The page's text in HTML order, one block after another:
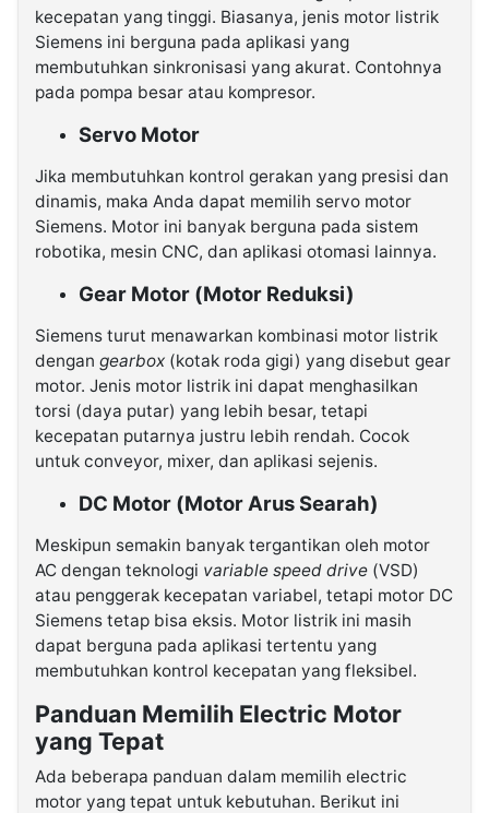
kecepatan yang tinggi. Biasanya, jenis motor listrik
Siemens ini berguna pada aplikasi yang
membutuhkan sinkronisasi yang akurat. Contohnya
pada pompa besar atau kompresor.
Servo Motor
Jika membutuhkan kontrol gerakan yang presisi dan
dinamis, maka Anda dapat memilih servo motor
Siemens. Motor ini banyak berguna pada sistem
robotika, mesin CNC, dan aplikasi otomasi lainnya.
Gear Motor (Motor Reduksi)
Siemens turut menawarkan kombinasi motor listrik
dengan gearbox (kotak roda gigi) yang disebut gear
motor. Jenis motor listrik ini dapat menghasilkan
torsi (daya putar) yang lebih besar, tetapi
kecepatan putarnya justru lebih rendah. Cocok
untuk conveyor, mixer, dan aplikasi sejenis.
DC Motor (Motor Arus Searah)
Meskipun semakin banyak tergantikan oleh motor
AC dengan teknologi variable speed drive (VSD)
atau penggerak kecepatan variabel, tetapi motor DC
Siemens tetap bisa eksis. Motor listrik ini masih
dapat berguna pada aplikasi tertentu yang
membutuhkan kontrol kecepatan yang fleksibel.
Panduan Memilih Electric Motor
yang Tepat
Ada beberapa panduan dalam memilih electric
motor yang tepat untuk kebutuhan. Berikut ini